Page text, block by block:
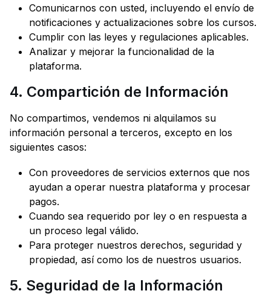
Comunicarnos con usted, incluyendo el envío de
notificaciones y actualizaciones sobre los cursos.
Cumplir con las leyes y regulaciones aplicables.
Analizar y mejorar la funcionalidad de la
plataforma.
4. Compartición de Información
No compartimos, vendemos ni alquilamos su
información personal a terceros, excepto en los
siguientes casos:
Con proveedores de servicios externos que nos
ayudan a operar nuestra plataforma y procesar
pagos.
Cuando sea requerido por ley o en respuesta a
un proceso legal válido.
Para proteger nuestros derechos, seguridad y
propiedad, así como los de nuestros usuarios.
5. Seguridad de la Información